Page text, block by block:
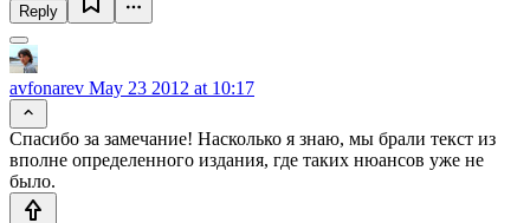
Reply
avfonarev May 23 2012 at 10:17
Спасибо за замечание! Насколько я знаю, мы брали текст из
вполне определенного издания, где таких нюансов уже не
было.